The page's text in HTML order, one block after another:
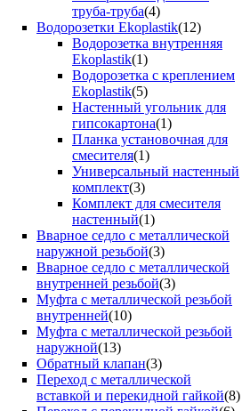
труба-труба(4)
Водорозетки Ekoplastik(12)
Водорозетка внутренняя
Ekoplastik(1)
Водорозетка с креплением
Ekoplastik(5)
Настенный угольник для
гипсокартона(1)
Планка установочная для
смесителя(1)
Универсальный настенный
комплект(3)
Комплект для смесителя
настенный(1)
Вварное седло с металлической
наружной резьбой(3)
Вварное седло с металлической
внутренней резьбой(3)
Муфта с металлической резьбой
внутренней(10)
Муфта с металлической резьбой
наружной(13)
Обратный клапан(3)
Переход с металлической
вставкой и перекидной гайкой(8)